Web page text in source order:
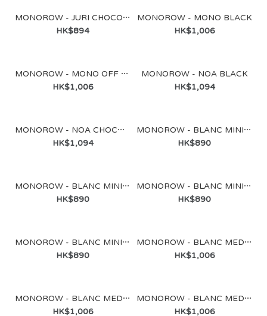
MONOROW - BLANC LARGE CAMEL
MONOROW - JURI CHOCO BROWN
HK$894
MONOROW - MONO BLACK
HK$1,006
MONOROW - MONO OFF WHITE
HK$1,006
MONOROW - NOA BLACK
HK$1,094
MONOROW - NOA CHOCO BROWN
HK$1,094
MONOROW - BLANC MINI BLACK
HK$890
MONOROW - BLANC MINI OFF WHITE
HK$890
MONOROW - BLANC MINI CAMEL
HK$890
MONOROW - BLANC MINI ETOUPE
HK$890
MONOROW - BLANC MEDIUM BLACK
HK$1,006
MONOROW - BLANC MEDIUM CAMEL
HK$1,006
MONOROW - BLANC MEDIUM ETOUPE
HK$1,006